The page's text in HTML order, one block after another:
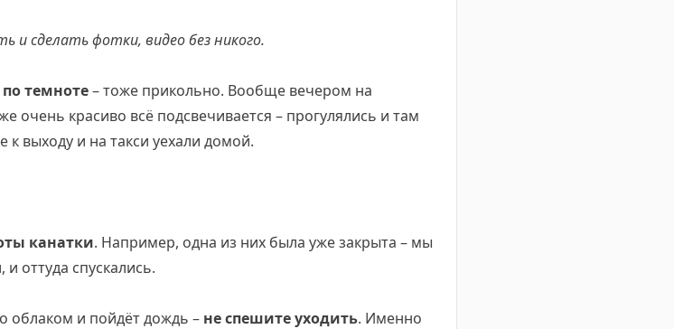
и сделать фотки, видео без никого.
темноте– тоже прикольно. Вообще вечером на
очень красиво всё подсвечивается – прогулялись и там
к выходу и на такси уехали домой.
канатки. Например, одна из них была уже закрыта – мы
оттуда спускались.
облаком и пойдёт дождь – не спешите уходить. Именно